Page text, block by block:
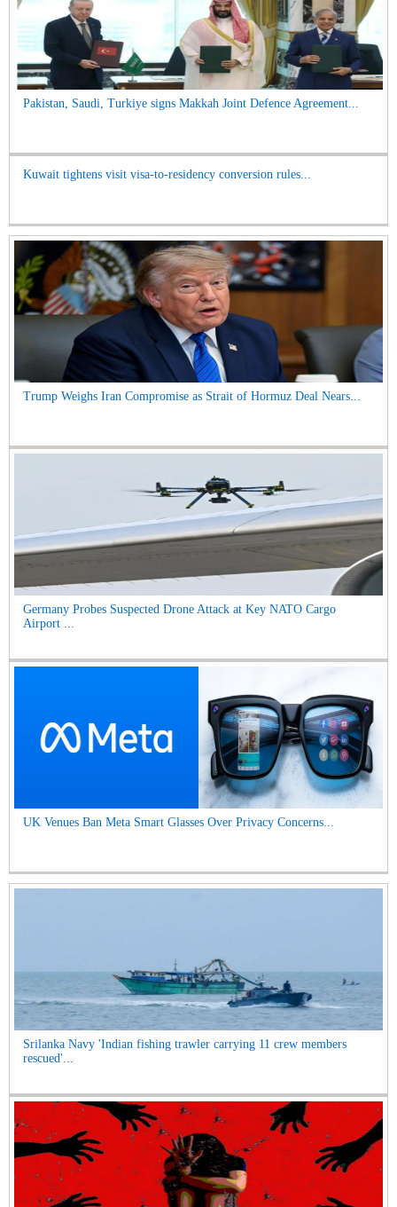
Pakistan, Saudi, Turkiye signs Makkah Joint Defence Agreement...
Kuwait tightens visit visa-to-residency conversion rules...
Trump Weighs Iran Compromise as Strait of Hormuz Deal Nears...
Germany Probes Suspected Drone Attack at Key NATO Cargo
Airport ...
UK Venues Ban Meta Smart Glasses Over Privacy Concerns...
Srilanka Navy 'Indian fishing trawler carrying 11 crew members
rescued'...